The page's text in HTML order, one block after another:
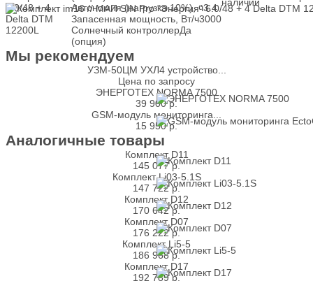
6.0/48 + 4
Delta DTM
12200L
Автономия (нагрузка 10%), ч3.4
Запасенная мощность, Вт/ч3000
Солнечный контроллерДа
(опция)
Мы рекомендуем
УЗМ-50ЦМ УХЛ4 устройство...
Цена по запросу
ЭНЕРГОТЕХ NORMA 7500
39 900р.
GSM-модуль мониторинга...
15 950р.
Аналогичные товары
Комплект D11
145 077р.
Комплект Li03-5.1S
147 722р.
Комплект D12
170 642р.
Комплект D07
176 222р.
Комплект Li5-5
186 968р.
Комплект D17
192 789р.